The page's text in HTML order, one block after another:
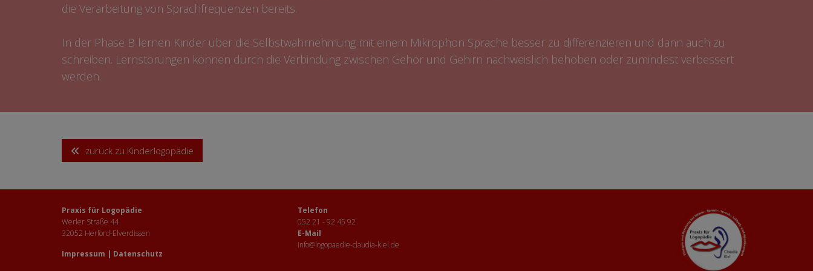
die Verarbeitung von Sprachfrequenzen bereits.
In der Phase B lernen Kinder über die Selbstwahrnehmung mit einem Mikrophon Sprache besser zu differenzieren und dann auch zu
schreiben. Lernstörungen können durch die Verbindung zwischen Gehör und Gehirn nachweislich behoben oder zumindest verbessert
werden.
zurück zu Kinderlogopädie
Praxis für Logopädie
Werler Straße 44
32052 Herford-Elverdissen
Impressum | Datenschutz
Telefon
052 21 - 92 45 92
E-Mail
info@logopaedie-claudia-kiel.de